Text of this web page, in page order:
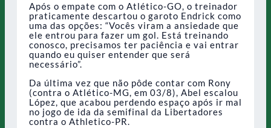
Após o empate com o Atlético-GO, o treinador
praticamente descartou o garoto Endrick como
uma das opções: “Vocês viram a ansiedade que
ele entrou para fazer um gol. Está treinando
conosco, precisamos ter paciência e vai entrar
quando eu quiser entender que será
necessário”.
Da última vez que não pôde contar com Rony
(contra o Atlético-MG, em 03/8), Abel escalou
López, que acabou perdendo espaço após ir mal
no jogo de ida da semifinal da Libertadores
contra o Athletico-PR.